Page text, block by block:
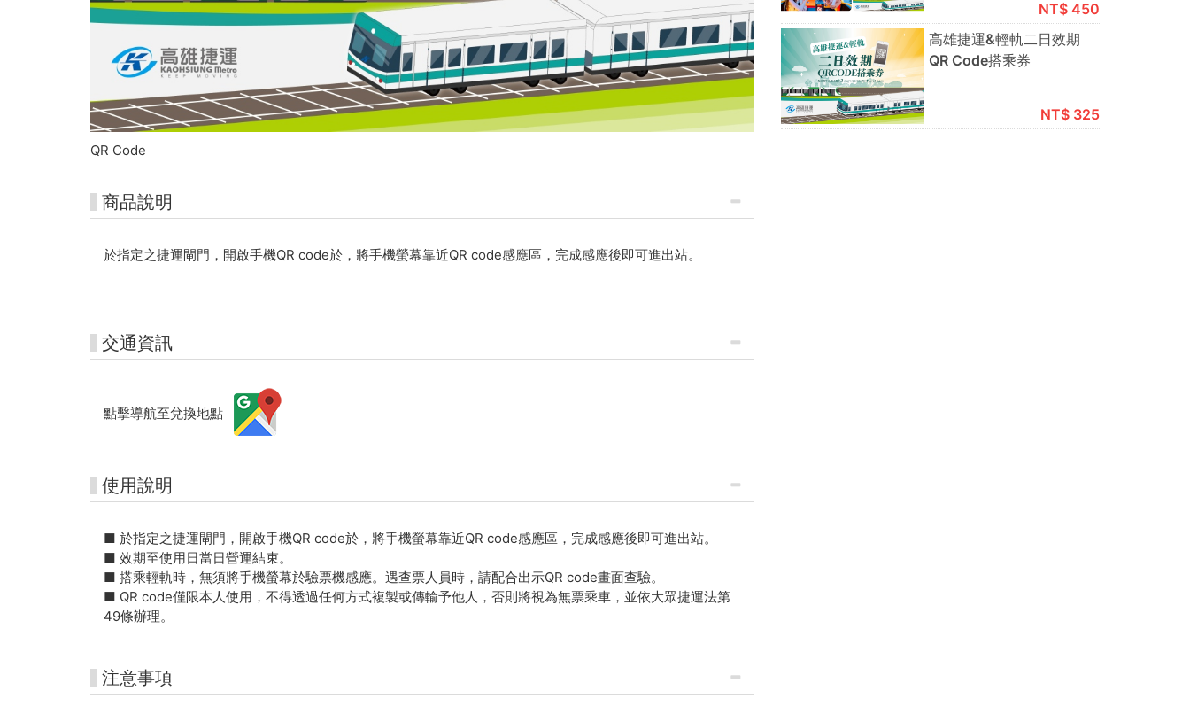
QR Code
商品說明
於指定之捷運閘門，開啟手機QR code於，將手機螢幕靠近QR code感應區，完成感應後即可進出站。
交通資訊
點擊導航至兌換地點
使用說明
■ 於指定之捷運閘門，開啟手機QR code於，將手機螢幕靠近QR code感應區，完成感應後即可進出站。
■ 效期至使用日當日營運結束。
■ 搭乘輕軌時，無須將手機螢幕於驗票機感應。遇查票人員時，請配合出示QR code畫面查驗。
■ QR code僅限本人使用，不得透過任何方式複製或傳輸予他人，否則將視為無票乘車，並依大眾捷運法第
49條辦理。
注意事項
NT$ 450
高雄捷運&輕軌二日效期
QR Code搭乘券
NT$ 325